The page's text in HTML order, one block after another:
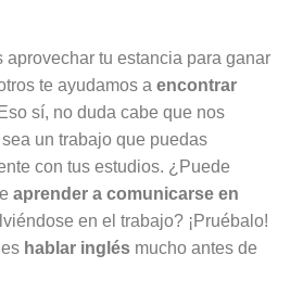
aprovechar tu estancia para ganar
te ayudamos aencontrar
sí, no duda cabe que nos
un trabajo que puedas
con tus estudios. ¿Puede
aprender a comunicarse en
en el trabajo? ¡Pruébalo!
hablar inglés mucho antes de